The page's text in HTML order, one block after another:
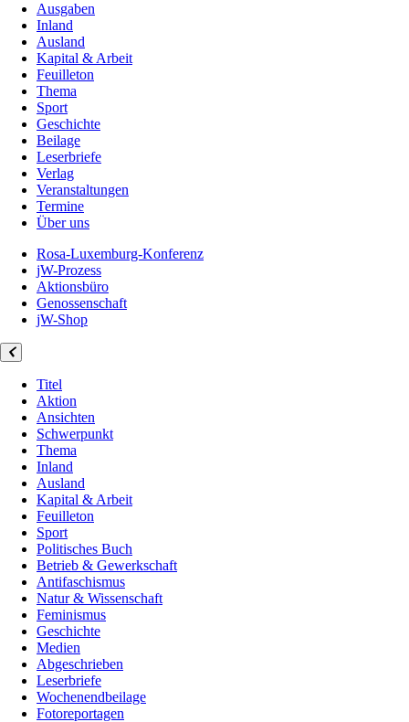
Ausgaben
Inland
Ausland
Kapital & Arbeit
Feuilleton
Thema
Sport
Geschichte
Beilage
Leserbriefe
Verlag
Veranstaltungen
Termine
Über uns
Rosa-Luxemburg-Konferenz
jW-Prozess
Aktionsbüro
Genossenschaft
jW-Shop
Titel
Aktion
Ansichten
Schwerpunkt
Thema
Inland
Ausland
Kapital & Arbeit
Feuilleton
Sport
Politisches Buch
Betrieb & Gewerkschaft
Antifaschismus
Natur & Wissenschaft
Feminismus
Geschichte
Medien
Abgeschrieben
Leserbriefe
Wochenendbeilage
Fotoreportagen